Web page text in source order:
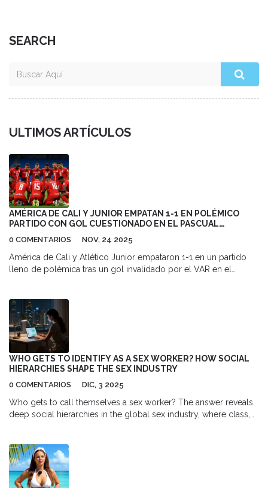
SEARCH
ULTIMOS ARTÍCULOS
AMÉRICA DE CALI Y JUNIOR EMPATAN 1-1 EN POLÉMICO
PARTIDO CON GOL CUESTIONADO EN EL PASCUAL
0 COMENTARIOS NOV, 24 2025
América de Cali y Atlético Junior empataron 1-1 en un partido
lleno de polémica tras un gol invalidado por el VAR en el
WHO GETS TO IDENTIFY AS A SEX WORKER? HOW SOCIAL
HIERARCHIES SHAPE THE SEX INDUSTRY
0 COMENTARIOS DIC, 3 2025
Who gets to call themselves a sex worker? The answer reveals
deep social hierarchies in the global sex industry, where class,